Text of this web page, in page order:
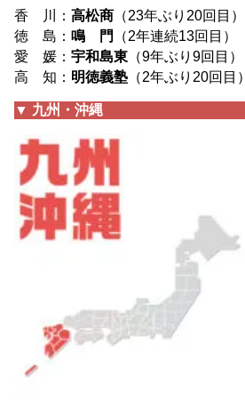
香 川： 高松商 （23年ぶり20回目）
徳 島： 鳴 門
（2年連続13回目）
愛 媛： 宇和島東 （9年ぶり9回目）
高 知： 明徳義塾 （2年ぶり20回目）
▼ 九州・沖縄